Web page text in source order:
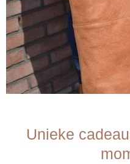
Unieke